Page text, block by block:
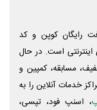
رایگان کوپن و کد
است. در حال
مسابقه، کمپین و
خدمات آنلاین را به
، اسنپ فود، تپسی،